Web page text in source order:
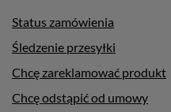
Status zamówienia
Śledzenie przesyłki
Chcę zareklamować produkt
Chcę odstąpić od umowy